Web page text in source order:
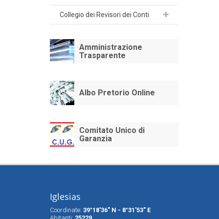
Collegio dei Revisori dei Conti
Amministrazione
Trasparente
Albo Pretorio Online
Comitato Unico di
Garanzia
Iglesias
Coordinate: 39°18'36" N - 8°31'53" E